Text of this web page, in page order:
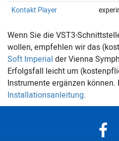
Kontakt Player
Wenn Sie die VST3-
wollen, empfehlen wir das
Soft Imperial der Vienna
Erfolgsfall leicht um
Instrumente ergänzen
Installationsanleitung.